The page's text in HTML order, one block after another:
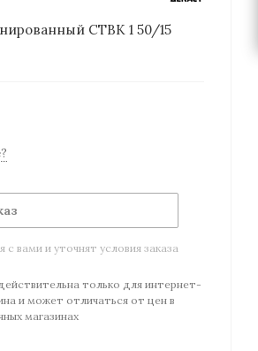
СТВК 1 50/15
вами и уточнят условия заказа
только для интернет-
и может отличаться от цен в
магазинах